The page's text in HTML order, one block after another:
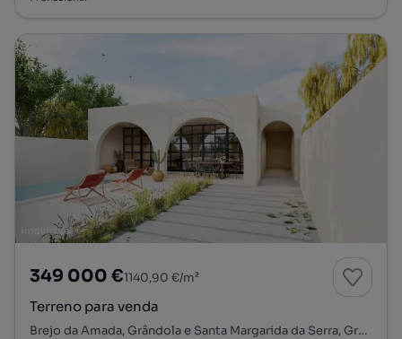
349 000 €1140,90 €/m²
Terreno para venda
Brejo da Amada, Grândola e Santa Margarida da Serra, Grândola, Setúbal